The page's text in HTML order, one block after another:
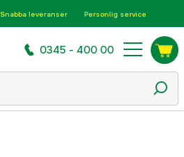
Snabba leveranser Personlig service
0345 - 400 00